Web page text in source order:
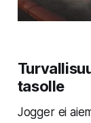
tasolle
Jogger ei